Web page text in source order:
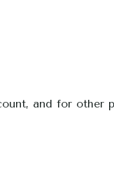
and for other